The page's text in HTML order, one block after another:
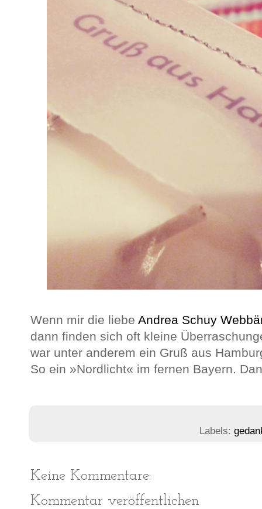
Wenn mir die liebe Andrea Schuy
dann finden sich oft kleine
war unter anderem ein Gruß aus
So ein »Nordlicht« im fernen Bayern.
Labels:
Keine Kommentare:
Kommentar veröffentlichen